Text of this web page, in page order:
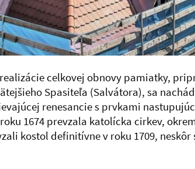
celkovej obnovy pamiatky,
Spasiteľa (Salvátora), sa
renesancie s prvkami
1674 prevzala katolícka cirkev,
kostol definitívne v roku 1709,